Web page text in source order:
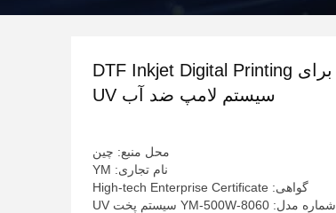
500W 395nm برای DTF Inkjet Digital Printing
سیستم لامپ ضد آب UV
محل منبع: چین
نام تجاری: YM
گواهی: High-tech Enterprise Certificate
شماره مدل: YM-500W-8060 سیستم پخت UV